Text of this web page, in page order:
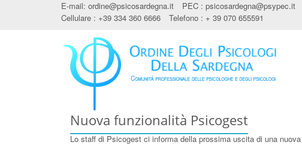
E-mail: ordine@psicosardegna.it PEC : psicosardegna@psypec.it
Cellulare : +39 334 360 6666
Telefono : + 39 070 655591
Nuova funzionalità Psicogest
Lo staff di Psicogest ci informa della prossima uscita di una